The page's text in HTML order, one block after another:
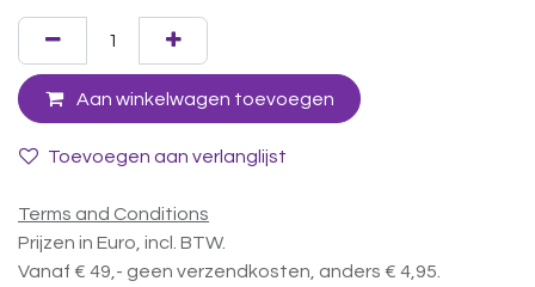
Aan winkelwagen toevoegen
Toevoegen aan verlanglijst
Terms and Conditions
Prijzen in Euro, incl. BTW.
Vanaf € 49,- geen verzendkosten, anders € 4,95.